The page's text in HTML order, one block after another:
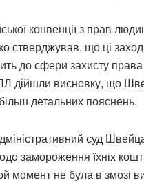
конвенції з прав
стверджував, що ці
до сфери захисту
дійшли висновку, що
детальних пояснень.
суд
замороження їхніх
момент не була в змозі